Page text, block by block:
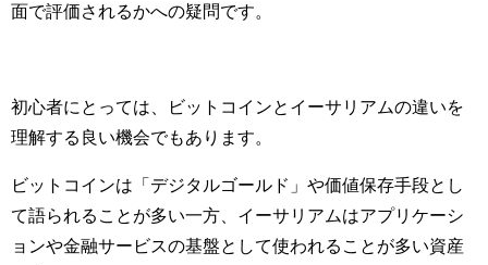
面で評価されるかへの疑問です。
初心者にとっては、ビットコインとイーサリアムの違いを
理解する良い機会でもあります。
ビットコインは「デジタルゴールド」や価値保存手段とし
て語られることが多い一方、イーサリアムはアプリケーシ
ョンや金融サービスの基盤として使われることが多い資産